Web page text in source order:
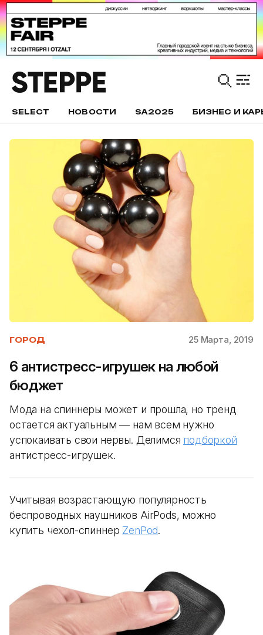
SELECT НОВОСТИ SA2025 БИЗНЕС И
ГОРОД 25 Марта, 2019
6 антистресс-игрушек на любой
бюджет
Мода на спиннеры может и прошла, но тренд
остается актуальным — нам всем нужно
успокаивать свои нервы. Делимся подборкой
антистресс-игрушек.
Учитывая возрастающую популярность
беспроводных наушников AirPods, можно
купить чехол-спиннер ZenPod.